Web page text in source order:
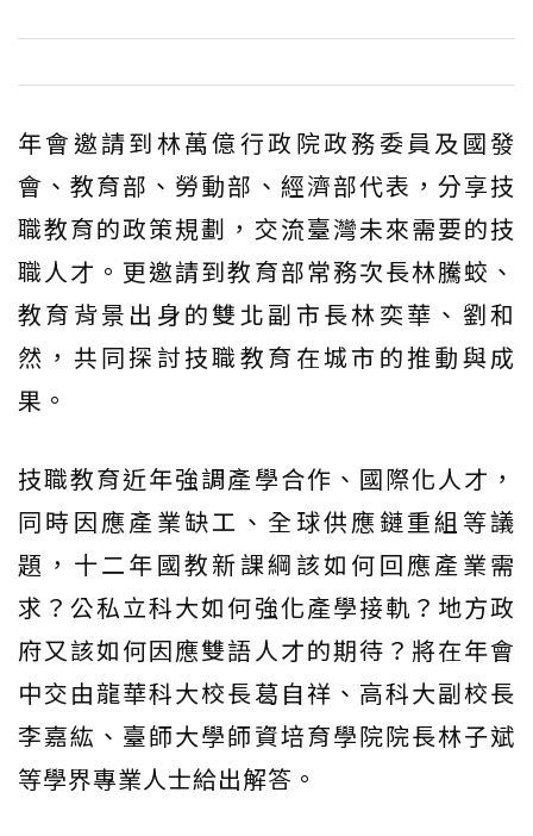
年會邀請到林萬億行政院政務委員及國發
會、教育部、勞動部、經濟部代表，分享技
職教育的政策規劃，交流臺灣未來需要的技
職人才。更邀請到教育部常務次長林騰蛟、
教育背景出身的雙北副市長林奕華、劉和
然，共同探討技職教育在城市的推動與成
果。
技職教育近年強調產學合作、國際化人才，
同時因應產業缺工、全球供應鏈重組等議
題，十二年國教新課綱該如何回應產業需
求？公私立科大如何強化產學接軌？地方政
府又該如何因應雙語人才的期待？將在年會
中交由龍華科大校長葛自祥、高科大副校長
李嘉紘、臺師大學師資培育學院院長林子斌
等學界專業人士給出解答。